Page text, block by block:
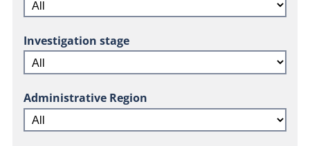
Investigation stage
Administrative Region